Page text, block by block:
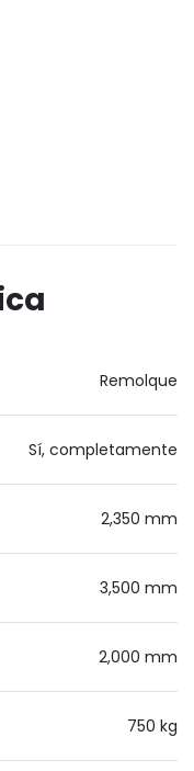
Remolque
Sí, completamente
2,350 mm
3,500 mm
2,000 mm
750 kg